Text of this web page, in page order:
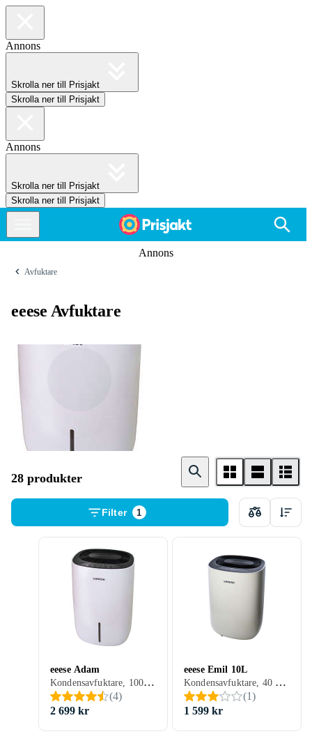
Annons
Skrolla ner till Prisjakt
Skrolla ner till Prisjakt
Annons
Skrolla ner till Prisjakt
Skrolla ner till Prisjakt
Annons
Avfuktare
eeese Avfuktare
28 produkter
Filter 1
eeese Adam
Kondensavfuktare, 100 m², 20 l/dygn, 255 W, Timer, Inbyggd värmare
(4)
2 699 kr
eeese Emil 10L
Kondensavfuktare, 40 m², 10 l/dygn, 160 W, Timer, Inbyggd värmare
(1)
1 599 kr